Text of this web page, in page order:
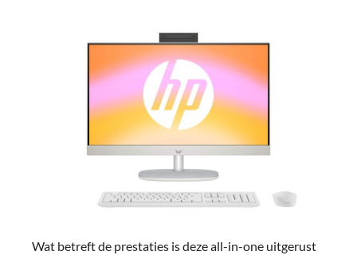
Wat betreft de prestaties is deze all-in-one uitgerust